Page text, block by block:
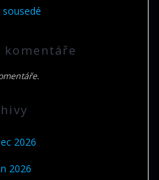
sousedé
2026
2026